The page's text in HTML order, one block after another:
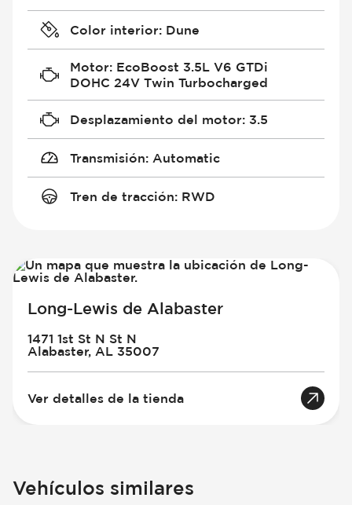
Color interior: Dune
Motor: EcoBoost 3.5L V6 GTDi
DOHC 24V Twin Turbocharged
Desplazamiento del motor: 3.5
Transmisión: Automatic
Tren de tracción: RWD
Long-Lewis de Alabaster
1471 1st St N St N
Alabaster, AL 35007
Ver detalles de la tienda
Vehículos similares